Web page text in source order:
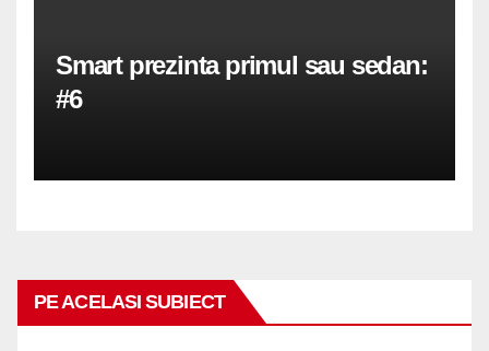
Smart prezinta primul sau sedan:
#6
PE ACELASI SUBIECT